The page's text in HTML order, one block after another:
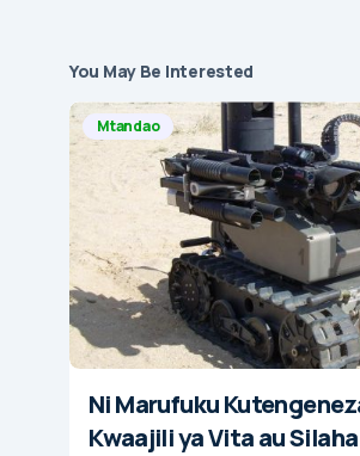
You May Be Interested
Mtandao
Ni Marufuku
Kwaajili ya Vita au Silaha